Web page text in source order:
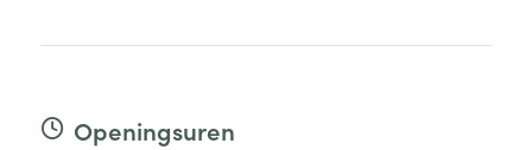
Openingsuren